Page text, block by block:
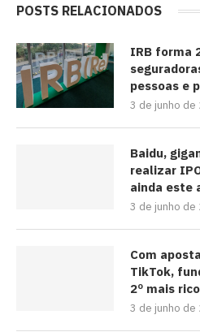
POSTS RELACIONADOS
IRB forma
pessoas e
3 de junho de
Baidu,
realizar
ainda este
3 de junho de
Com
TikTok,
2º mais
3 de junho de